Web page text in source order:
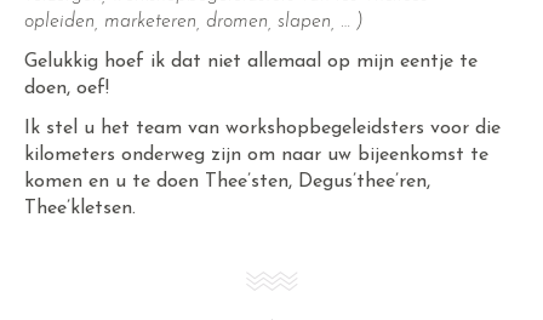
opleiden, marketeren, dromen, slapen, … )
Gelukkig hoef ik dat niet allemaal op mijn eentje te
doen, oef!
Ik stel u het team van workshopbegeleidsters voor die
kilometers onderweg zijn om naar uw bijeenkomst te
komen en u te doen Thee’sten, Degus’thee’ren,
Thee’kletsen.